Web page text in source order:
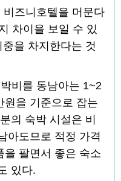
비즈니호텔을 머문다
차이을 보일 수 있
을 차지한다는 것
비를 동남아는 1~2
원을 기준으로 잡는
의 숙박 시설은 비
아도므로 적정 가격
을 팔면서 좋은 숙소
있다.